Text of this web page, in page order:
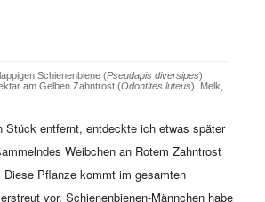
Schienenbiene (Pseudapis diversipes)
am Gelben Zahntrost (Odontites luteus). Melk,
Stück entfernt, entdeckte ich etwas später
Weibchen an Rotem Zahntrost
Diese Pflanze kommt im gesamten
vor. Schienenbienen-Männchen habe